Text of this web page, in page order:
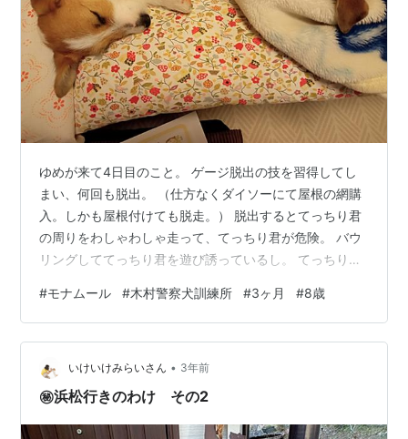
ゆめが来て4日目のこと。 ゲージ脱出の技を習得してし
まい、何回も脱出。 （仕方なくダイソーにて屋根の網購
入。しかも屋根付けても脱走。） 脱出するとてっちり君
の周りをわしゃわしゃ走って、てっちり君が危険。 バウ
リングしててっちり君を遊び誘っているし。 てっちり君
んでいると、段々近づくみ～。 おもちゃを取り出しゆめ
とレトリーブ。 そのうちみ～も参加して、なんならワン
プロまでするように。 時々フレームアウトしますが姉妹
が遊ぶ動画です。 www.youtube.com み～ちゃん、貴女
は本当にいいこよ。 たっぷり遊んでもらったゆめは、ク
#モナムール #木村警察犬訓練所 #3ヶ月 #8歳
いけいけみらいさん • 3年前
㊙浜松行きのわけ その2